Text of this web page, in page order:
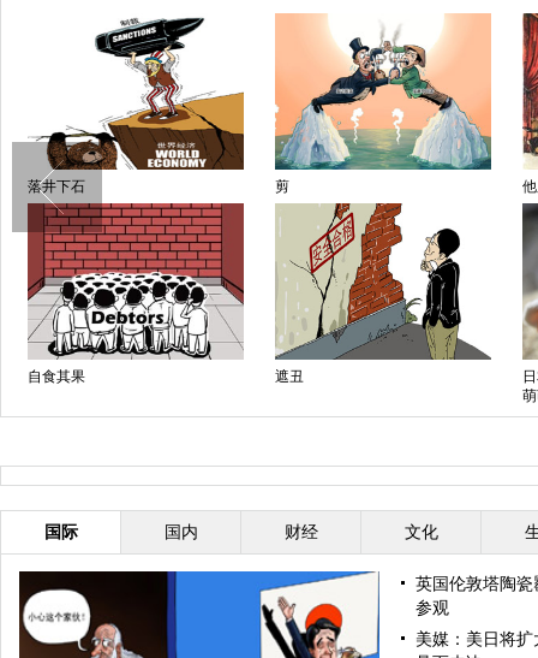
落井下石 剪
自食其果 遮丑
国际 国内 财经 文化
英国伦敦塔陶
参观
美媒：美日将